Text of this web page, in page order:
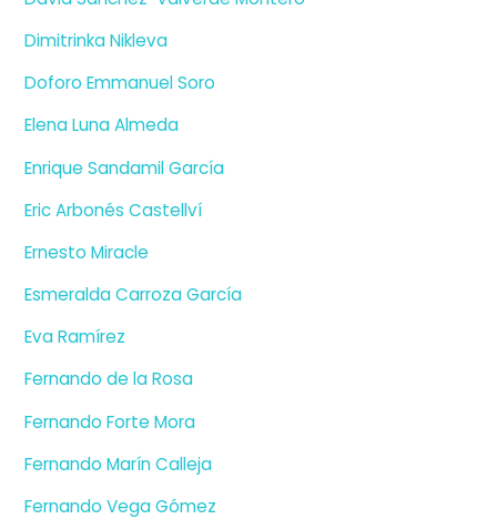
Dimitrinka Nikleva
Doforo Emmanuel Soro
Elena Luna Almeda
Enrique Sandamil García
Eric Arbonés Castellví
Ernesto Miracle
Esmeralda Carroza García
Eva Ramírez
Fernando de la Rosa
Fernando Forte Mora
Fernando Marín Calleja
Fernando Vega Gómez